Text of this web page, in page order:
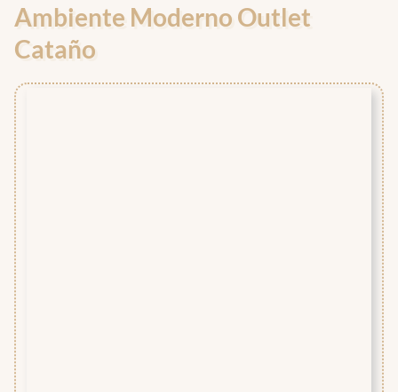
Ambiente Moderno Outlet
Cataño